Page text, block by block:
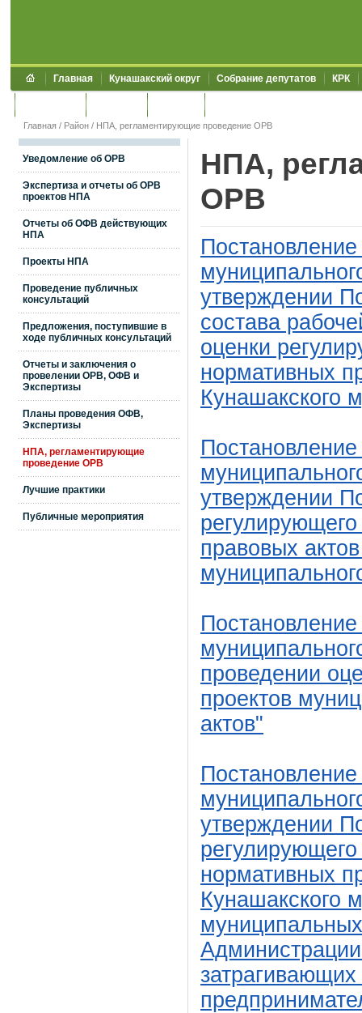
Главная Кунашакский округ Собрание депутатов КРК
Главная / Район / НПА, регламентирующие проведение ОРВ
Уведомление об ОРВ
Экспертиза и отчеты об ОРВ
проектов НПА
Отчеты об ОФВ действующих
НПА
Проекты НПА
Проведение публичных
консультаций
Предложения, поступившие в
ходе публичных консультаций
Отчеты и заключения о
провелении ОРВ, ОФВ и
Экспертизы
Планы проведения ОФВ,
Экспертизы
НПА, регламентирующие
проведение ОРВ
Лучшие практики
Публичные мероприятия
НПА,
ОРВ
утверждении
состава
оценки
нормативных
Кунашакского
утверждении
правовых
проведении
проектов
актов"
утверждении
нормативных
Кунашакского